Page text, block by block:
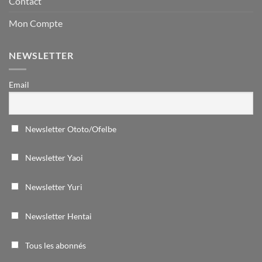
Mon Compte
NEWSLETTER
Email
Newsletter Ototo/Ofelbe
Newsletter Yaoi
Newsletter Yuri
Newsletter Hentai
Tous les abonnés